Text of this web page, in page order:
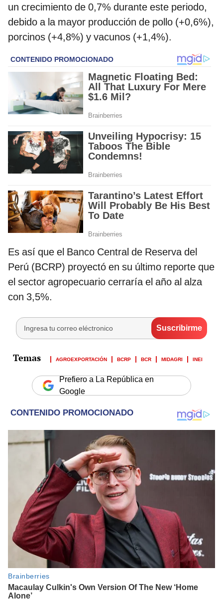
un crecimiento de 0,7% durante este periodo,
debido a la mayor producción de pollo (+0,6%),
porcinos (+4,8%) y vacunos (+1,4%).
Es así que el Banco Central de Reserva del
Perú (BCRP) proyectó en su último reporte que
el sector agropecuario cerraría el año al alza
con 3,5%.
AGROEXPORTACIÓN BCRP BCR MIDAGRI INEI
Prefiero a La República en
Google